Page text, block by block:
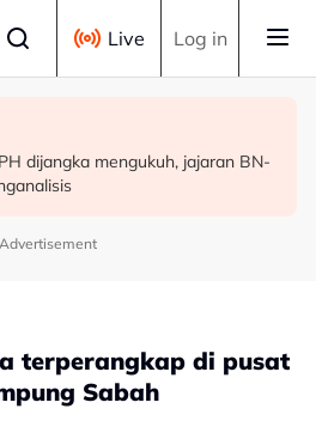
Live Log in
PN dilantik Exco, terajui
dadah 1,260 juruterbang
dijangka mengukuh, jajaran BN-
Advertisement
terperangkap di pusat
Sabah